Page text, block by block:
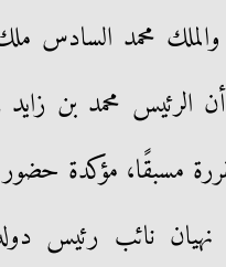
محمد السادس
محمد بن زايد
مسبقًا، مؤكدة
نهيان نائب رئيس